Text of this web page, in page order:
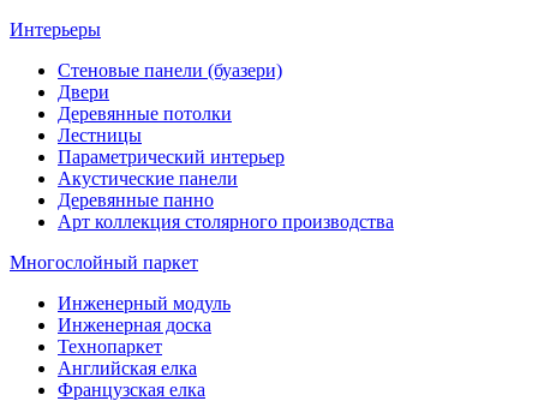
Интерьеры
Стеновые панели (буазери)
Двери
Деревянные потолки
Лестницы
Параметрический интерьер
Акустические панели
Деревянные панно
Арт коллекция столярного производства
Многослойный паркет
Инженерный модуль
Инженерная доска
Технопаркет
Английская елка
Французская елка